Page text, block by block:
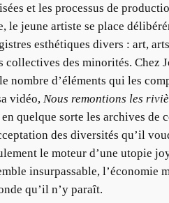
et les processus de
le jeune artiste se place
esthétiques divers : art,
collectives des minorités. Chez
nombre d’éléments qui les
vidéo, Nous remontions les
quelque sorte les archives de
des diversités qu’il
le moteur d’une utopie
insurpassable, l’économie
qu’il n’y paraît.